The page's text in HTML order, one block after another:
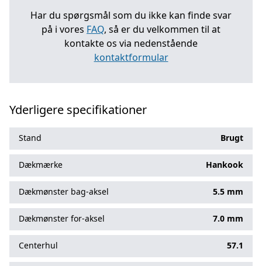
Har du spørgsmål som du ikke kan finde svar
på i vores FAQ, så er du velkommen til at
kontakte os via nedenstående
kontaktformular
Yderligere specifikationer
Stand Brugt
Dækmærke Hankook
Dækmønster bag-aksel 5.5 mm
Dækmønster for-aksel 7.0 mm
Centerhul 57.1